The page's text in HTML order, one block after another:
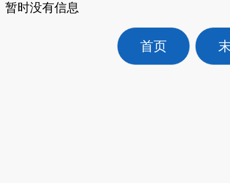
暂时没有信息
首页